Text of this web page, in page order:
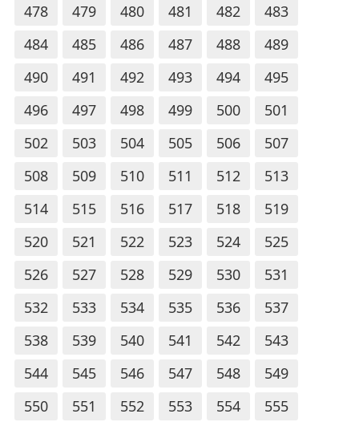
478 479 480 481 482
483
484
485 486 487 488
489
490
491 492 493 494
495
496
497 498 499 500
501
502
503 504 505 506
507
508
509 510 511 512
513
514
515 516 517 518
519
520
521 522 523 524
525
526
527 528 529 530
531
532
533 534 535 536
537
538
539 540 541 542
543
544
545 546 547 548
549
550
551 552 553 554
555